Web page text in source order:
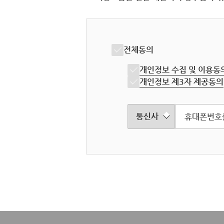
전체동의
개인정보 수집 및 이용동
개인정보 제3자 제공동의